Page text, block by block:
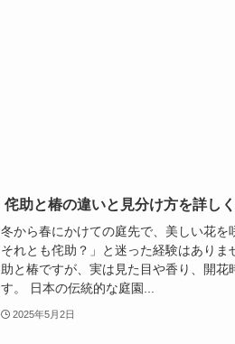
侘助と椿の違いと見分け方を詳し
冬から春にかけての庭先で、美しい花を
それとも侘助？」と迷った経験はあり
助と椿ですが、実は見た目や香り、開
す。 日本の伝統的な庭園...
2025年5月2日